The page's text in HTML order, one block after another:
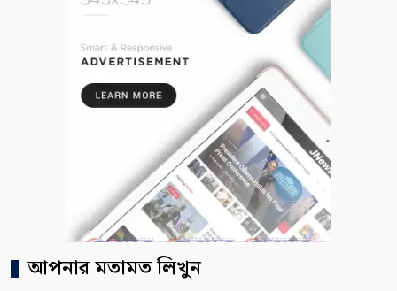
আপনার মতামত লিখুন